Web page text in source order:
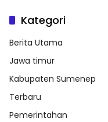
Kategori
Berita Utama
Jawa timur
Kabupaten Sumenep
Terbaru
Pemerintahan